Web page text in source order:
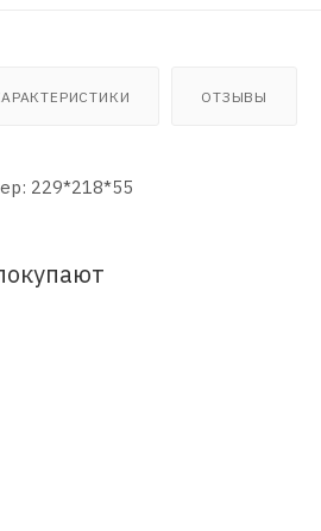
ОТЗЫВЫ
229*218*55